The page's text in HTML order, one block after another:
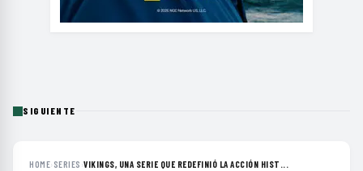
SIGUIENTE
HOME› SERIES ›VIKINGS, UNA SERIE QUE REDEFINIÓ LA ACCIÓN HIST...